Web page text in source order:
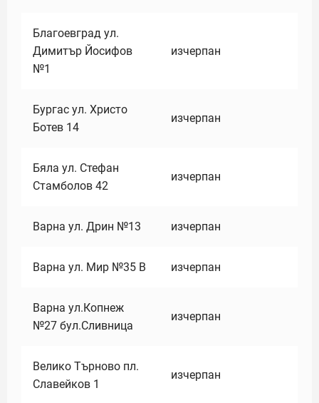
Благоевград ул.
Димитър Йосифов
№1
изчерпан
Бургас ул. Христо
Ботев 14
изчерпан
Бяла ул. Стефан
Стамболов 42
изчерпан
Варна ул. Дрин №13 изчерпан
Варна ул. Мир №35 В изчерпан
Варна ул.Копнеж
№27 бул.Сливница
изчерпан
Велико Търново пл.
Славейков 1
изчерпан